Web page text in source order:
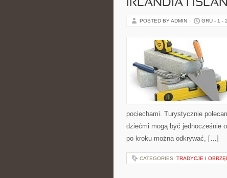
IRLANDIA I
POSTED BY ADMIN GRU - 1 -
pociechami. Turystycznie
dziećmi mogą być jednocześnie
po kroku można odkrywać, […]
CATEGORIES: TRADYCJE I